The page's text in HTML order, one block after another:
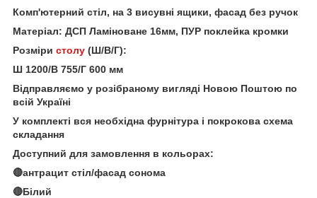
Комп'ютерний стіл, на 3 висувні ящики, фасад без ручок
Матеріал: ДСП Ламіноване 16мм, ПУР поклейка кромки
Розміри столу (Ш/В/Г):
Ш 1200/В 755/Г 600 мм
Відправляємо у розібраному вигляді Новою Поштою по
всій Україні
У комплекті вся необхідна фурнітура і покрокова схема
складання
Доступний для замовлення в кольорах:
🔴антрацит стіл/фасад сонома
🔴Білий